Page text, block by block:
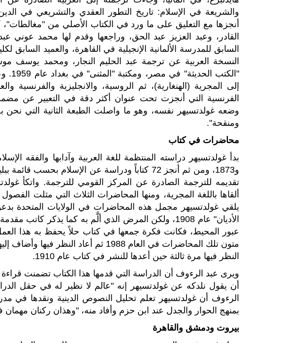
والشريعة في الإسلام: تاريخ التطور العقدي والتشريعي في
أنجزها مع التعليق على ما ورد في الكتاب الأصلي من
السابق للمدرسة الألمانية الإنجيلية في القاهرة، والعميد
النسخة العربية عن ترجمة عبد الحليم النجار، ومحمد يوسف
إلى المجرية (الهنغارية)، ثم الروسية، والانجليزية والفرنسية
الفرنسية التي أنجزت تحت عنوان أكثر دقة في التعبير عن
وضعه غولدتسيهر نفسه، وهو ما واصلت الطبعة الثانية التي نحن
ومنقحة".
محاضرات في كتاب
و1873، ومن ثم أنجز 72 كتاباً ودراسة عن الإسلام
تقديمه للترجمة الصادرة عن المركز القومي للترجمة. واتكأ
ألقاها باللغة المجرية، ومنها المحاضرات الثلاث التي مثلت
يلقي غولدتسيهر مجمل هذه المحاضرات في الولايات المتحدة
الأديان" عام 1908، ولكن المرض الذي ألَّم به كما يذكر
عبور المحيط، فكانت فكرة جمعها في كتاب حلاً يحفظ به هذا
النظر فيها مرة ثالثة حين أعدها للنشر في كتاب عام 1910.
ويرى عبد الرءوف أن الدراسة التي قدمها هذا الكتاب تضمنت
أن يقول نلدكه عن غولدتسيهر إنه "عالم لا نظير له في حقل
الرءوف أن غولدتسيهر تعلم تحليل النصوص الدينية ونقدها في
بمنهج الحوار والجدل عند ابن حزم وأفاد منه، "وهذان ركنان
بيروت ودمشق والقاهرة